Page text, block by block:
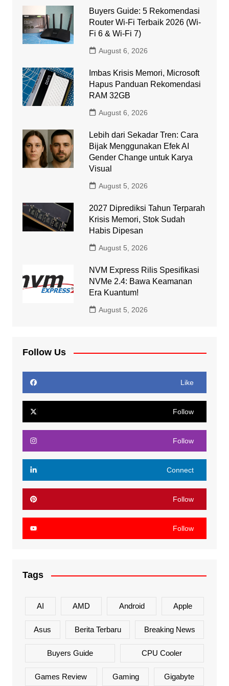
Buyers Guide: 5 Rekomendasi
Router Wi-Fi Terbaik 2026 (Wi-
Fi 6 & Wi-Fi 7)
August 6, 2026
Imbas Krisis Memori, Microsoft
Hapus Panduan Rekomendasi
RAM 32GB
August 6, 2026
Lebih dari Sekadar Tren: Cara
Bijak Menggunakan Efek AI
Gender Change untuk Karya
Visual
August 5, 2026
2027 Diprediksi Tahun Terparah
Krisis Memori, Stok Sudah
Habis Dipesan
August 5, 2026
NVM Express Rilis Spesifikasi
NVMe 2.4: Bawa Keamanan
Era Kuantum!
August 5, 2026
Follow Us
Like
Follow
Follow
Connect
Follow
Follow
Tags
AI AMD Android Apple
Asus Berita Terbaru Breaking News
Buyers Guide CPU Cooler
Games Review Gaming Gigabyte